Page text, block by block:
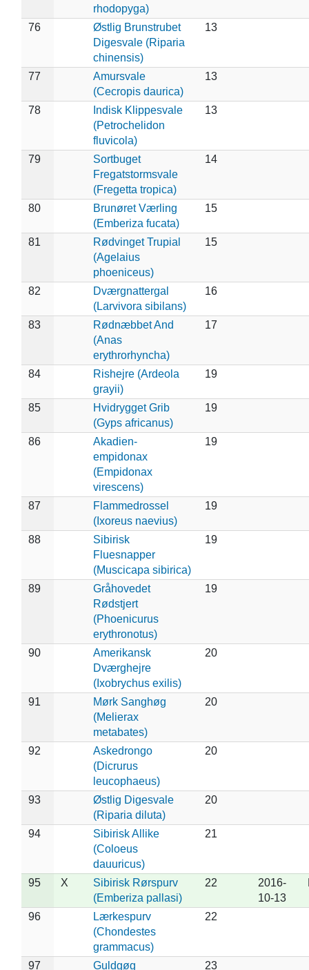
rhodopyga)
76
Østlig Brunstrubet
Digesvale (Riparia
chinensis)
13
77
Amursvale
(Cecropis daurica)
13
78
Indisk Klippesvale
(Petrochelidon
fluvicola)
13
79
Sortbuget
Fregatstormsvale
(Fregetta tropica)
14
80
Brunøret Værling
(Emberiza fucata)
15
81
Rødvinget Trupial
(Agelaius
phoeniceus)
15
82
Dværgnattergal
(Larvivora sibilans)
16
83
Rødnæbbet And
(Anas
erythrorhyncha)
17
84
Rishejre (Ardeola
grayii)
19
85
Hvidrygget Grib
(Gyps africanus)
19
86
Akadien-
empidonax
(Empidonax
virescens)
19
87
Flammedrossel
(Ixoreus naevius)
19
88
Sibirisk
Fluesnapper
(Muscicapa sibirica)
19
89
Gråhovedet
Rødstjert
(Phoenicurus
erythronotus)
19
90
Amerikansk
Dværghejre
(Ixobrychus exilis)
20
91
Mørk Sanghøg
(Melierax
metabates)
20
92
Askedrongo
(Dicrurus
leucophaeus)
20
93
Østlig Digesvale
(Riparia diluta)
20
94
Sibirisk Allike
(Coloeus
dauuricus)
21
95 X
Sibirisk Rørspurv
(Emberiza pallasi)
22
2016-
10-13
96
Lærkespurv
(Chondestes
grammacus)
22
97 Guldgøg 23